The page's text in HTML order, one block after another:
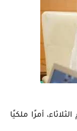
أمرًا ملكيًا